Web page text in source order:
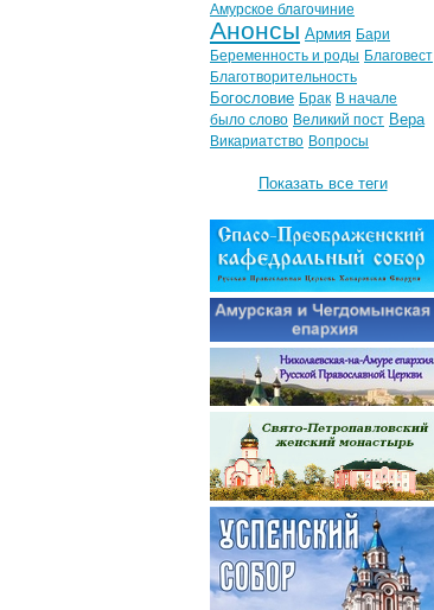
Амурское благочиние
Анонсы Армия Бари
Беременность и роды Благовест
Благотворительность
Богословие Брак В начале
было слово Великий пост Вера
Викариатство Вопросы
Показать все теги